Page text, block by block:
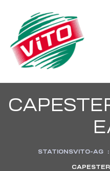
STATIONSVITO-AG :